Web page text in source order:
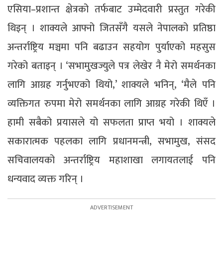
एसिया–प्रशान्त क्षेत्रको तर्फबाट उम्मेदवारी प्रस्तुत गरेकी
थिइन् । शाक्यले आफ्नो जितसँगै यसले नेपालको प्रतिष्ठा
अन्तर्राष्ट्रिय मञ्चमा पनि बढाउन सहयोग पुर्याएको महसुस
गरेको बताइन् । ‘सभामुखज्युले पत्र लेखेर नै मेरो समर्थनका
लागि आग्रह गर्नुभएको थियो,’ शाक्यले भनिन्, ‘मैले पनि
व्यक्तिगत रुपमा मेरो समर्थनका लागि आग्रह गरेकी थिएँ ।
हामी सबैको प्रयासले यो सफलता प्राप्त भयो । शाक्यले
सकारात्मक पहलका लागि प्रधानमन्त्री, सभामुख, संसद
सचिवालयको अन्तर्राष्ट्रिय महाशाखा लगायतलाई पनि
धन्यवाद व्यक्त गरिन् ।